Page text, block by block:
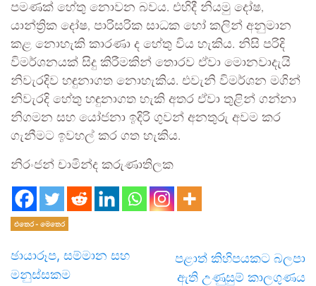
පමණක් හේතු නොවන බවය. එහිදී නියමු දෝෂ,
යාන්ත්‍රික දෝෂ, පාරිසරික සාධක හෝ කලින් අනුමාන
කළ නොහැකි කාරණා ද හේතු විය හැකිය. නිසි පරිදි
විමර්ශනයක් සිදු කිරීමකින් තොරව ඒවා මොනවාදැයි
නිවැරදිව හඳුනාගත නොහැකිය. එවැනි විමර්ශන මගින්
නිවැරදි හේතු හඳුනාගත හැකි අතර ඒවා තුළින් ගන්නා
නිගමන සහ යෝජනා ඉදිරි ගුවන් අනතුරු අවම කර
ගැනීමට ඉවහල් කර ගත හැකිය.
නිරංජන් චාමින්ද කරුණාතිලක
එතෙර - මෙතෙර
ඡායාරූප, සම්මාන සහ
මනුස්සකම
පළාත් කිහිපයකට බලපා
ඇති උණුසුම් කාලගුණය